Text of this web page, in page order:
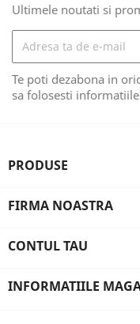
Ultimele noutati si
Te poti dezabona in
sa folosesti
PRODUSE
FIRMA NOASTRA
CONTUL TAU
INFORMATIILE